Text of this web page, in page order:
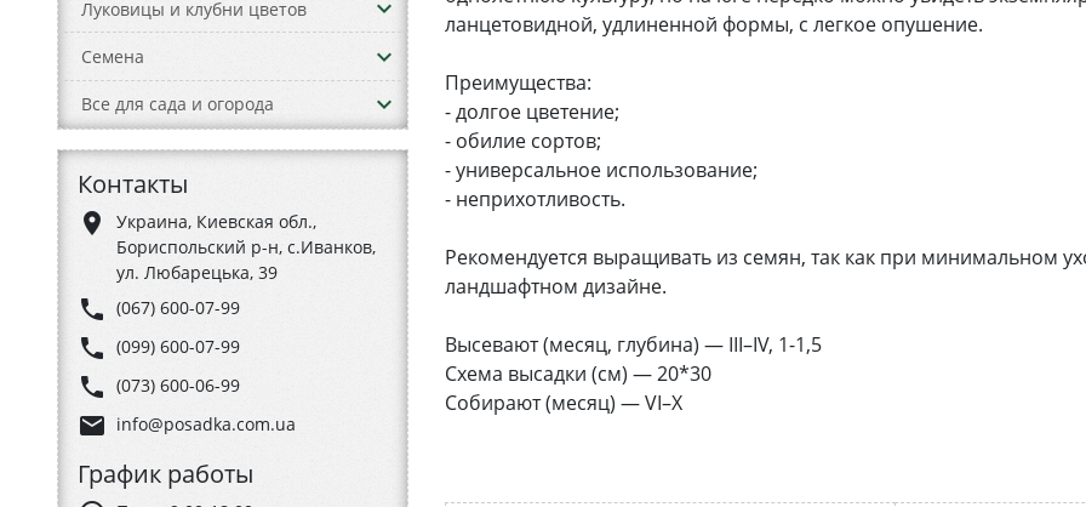
Луковицы и клубни цветов keyboard_arrow_down
Семена keyboard_arrow_down
Все для сада и огорода keyboard_arrow_down
Контакты
place
Украина, Киевская обл.,
Бориспольский р-н, с.Иванков,
ул. Любарецька, 39
phone (067) 600-07-99
phone (099) 600-07-99
phone (073) 600-06-99
email info@posadka.com.ua
График работы
ланцетовидной, удлиненной формы, с легкое опушение.
Преимущества:
- долгое цветение;
- обилие сортов;
- универсальное использование;
- неприхотливость.
Рекомендуется выращивать из семян, так как при минимальном
ландшафтном дизайне.
Высевают (месяц, глубина) — III–IV, 1-1,5
Схема высадки (см) — 20*30
Собирают (месяц) — VI–X